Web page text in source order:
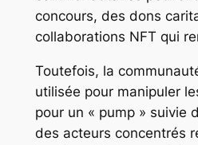
concours, des dons
collaborations NFT qui
Toutefois, la
utilisée pour manipuler
pour un « pump » suivie
des acteurs concentrés